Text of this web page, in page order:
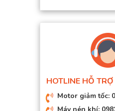
HOTLINE HỖ
Motor giảm tốc: